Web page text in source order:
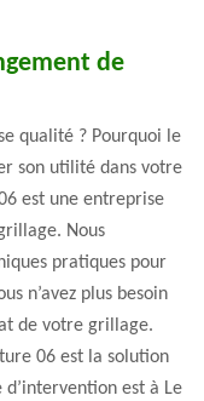
de
qualité ? Pourquoi le
son utilité dans votre
est une entreprise
Nous
pratiques pour
n’avez plus besoin
de votre grillage.
06 est la solution
est à Le